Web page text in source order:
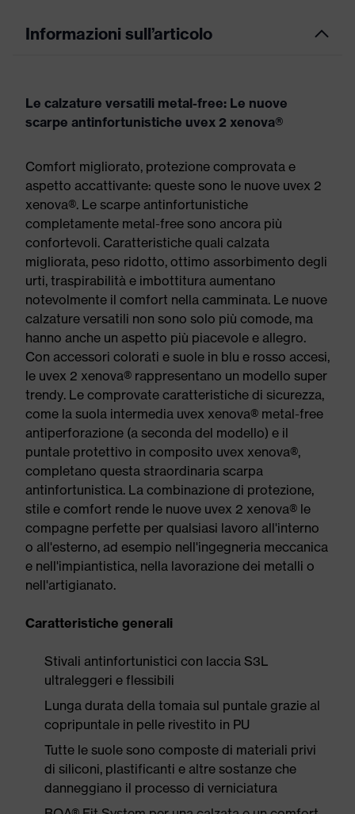
Informazioni sull’articolo
Le calzature versatili metal-free: Le nuove
scarpe antinfortunistiche uvex 2 xenova®
Comfort migliorato, protezione comprovata e
aspetto accattivante: queste sono le nuove uvex 2
xenova®. Le scarpe antinfortunistiche
completamente metal-free sono ancora più
confortevoli. Caratteristiche quali calzata
migliorata, peso ridotto, ottimo assorbimento degli
urti, traspirabilità e imbottitura aumentano
notevolmente il comfort nella camminata. Le nuove
calzature versatili non sono solo più comode, ma
hanno anche un aspetto più piacevole e allegro.
Con accessori colorati e suole in blu e rosso accesi,
le uvex 2 xenova® rappresentano un modello super
trendy. Le comprovate caratteristiche di sicurezza,
come la suola intermedia uvex xenova® metal-free
antiperforazione (a seconda del modello) e il
puntale protettivo in composito uvex xenova®,
completano questa straordinaria scarpa
antinfortunistica. La combinazione di protezione,
stile e comfort rende le nuove uvex 2 xenova® le
compagne perfette per qualsiasi lavoro all'interno
o all'esterno, ad esempio nell'ingegneria meccanica
e nell'impiantistica, nella lavorazione dei metalli o
nell'artigianato.
Caratteristiche generali
Stivali antinfortunistici con laccia S3L
ultraleggeri e flessibili
Lunga durata della tomaia sul puntale grazie al
copripuntale in pelle rivestito in PU
Tutte le suole sono composte di materiali privi
di siliconi, plastificanti e altre sostanze che
danneggiano il processo di verniciatura